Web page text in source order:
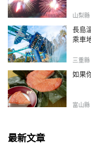
山梨縣
長島
乘車
三重縣
如果
富山縣
最新文章